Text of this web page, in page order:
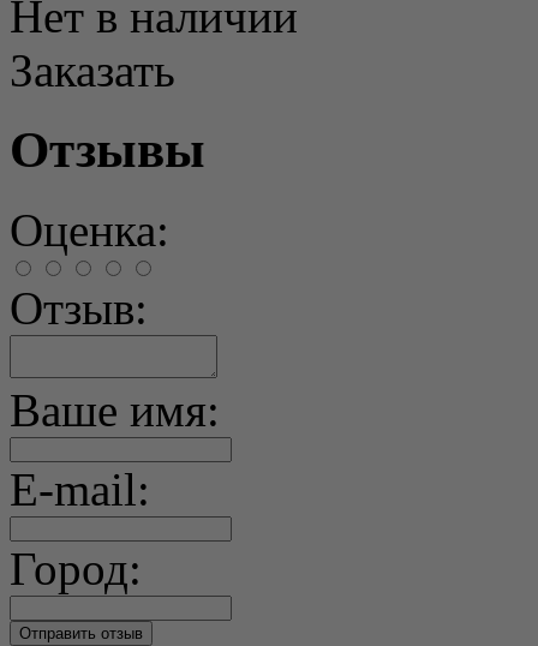
Нет в наличии
Заказать
Отзывы
Оценка:
Отзыв:
Ваше имя:
E-mail:
Город: